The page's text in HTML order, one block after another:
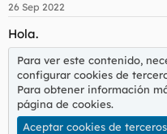
26 Sep 2022
Hola.
Para ver este contenido,
configurar cookies de
Para obtener información
página de cookies.
Aceptar cookies de terceros